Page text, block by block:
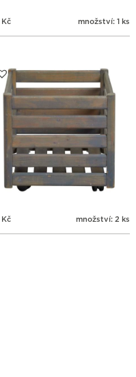
Kč množství: 1 ks
Kč množství: 2 ks